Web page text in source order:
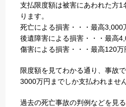
支払限度額は被害にあわれた方1
ります。
死亡による損害・・・最高3,000
後遺障害による損害・・・最高
傷害による損害・・・最高120万
限度額を見てわかる通り、事故
3000万円までしか支払われません
過去の死亡事故の判例などを見